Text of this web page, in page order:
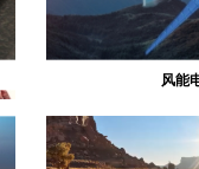
风能